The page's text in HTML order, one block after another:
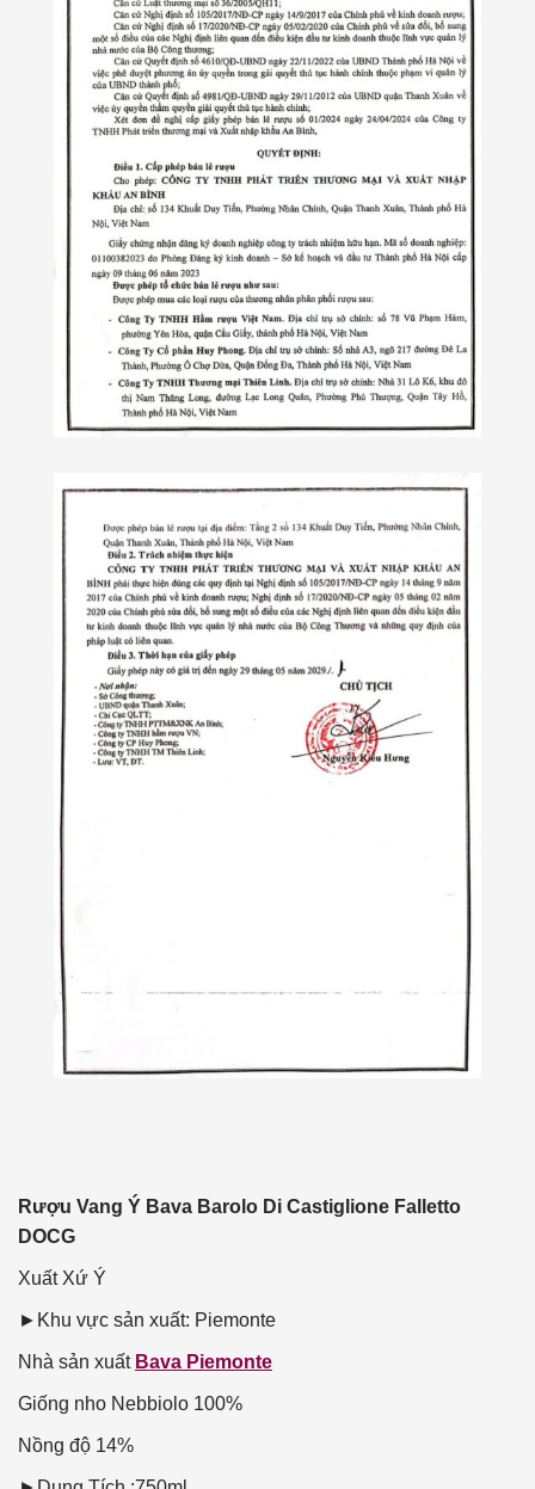
Rượu Vang Ý Bava Barolo Di Castiglione Falletto
DOCG
Xuất Xứ Ý
►Khu vực sản xuất: Piemonte
Nhà sản xuất Bava Piemonte
Giống nho Nebbiolo 100%
Nồng độ 14%